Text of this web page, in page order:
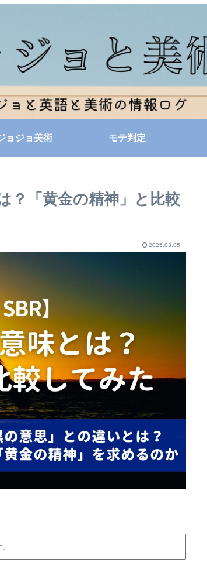
ョジョ美術 モテ判定
？「黄金の精神」と比較
2025.03.05